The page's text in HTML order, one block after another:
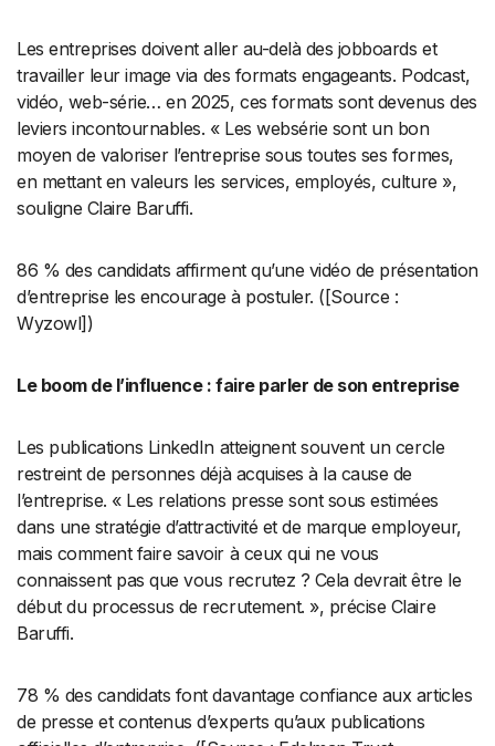
Les entreprises doivent aller au-delà des jobboards et
travailler leur image via des formats engageants. Podcast,
vidéo, web-série… en 2025, ces formats sont devenus des
leviers incontournables. « Les websérie sont un bon
moyen de valoriser l’entreprise sous toutes ses formes,
en mettant en valeurs les services, employés, culture »,
souligne Claire Baruffi.
86 % des candidats affirment qu’une vidéo de présentation
d’entreprise les encourage à postuler. ([Source :
Wyzowl])
Le boom de l’influence : faire parler de son entreprise
Les publications LinkedIn atteignent souvent un cercle
restreint de personnes déjà acquises à la cause de
l’entreprise. « Les relations presse sont sous estimées
dans une stratégie d’attractivité et de marque employeur,
mais comment faire savoir à ceux qui ne vous
connaissent pas que vous recrutez ? Cela devrait être le
début du processus de recrutement. », précise Claire
Baruffi.
78 % des candidats font davantage confiance aux articles
de presse et contenus d’experts qu’aux publications